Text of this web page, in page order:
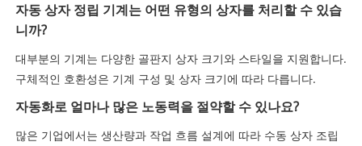
자동 상자 정립 기계는 어떤 유형의 상자를 처리할 수 있습
니까?
대부분의 기계는 다양한 골판지 상자 크기와 스타일을 지원합니다.
구체적인 호환성은 기계 구성 및 상자 크기에 따라 다릅니다.
자동화로 얼마나 많은 노동력을 절약할 수 있나요?
많은 기업에서는 생산량과 작업 흐름 설계에 따라 수동 상자 조립